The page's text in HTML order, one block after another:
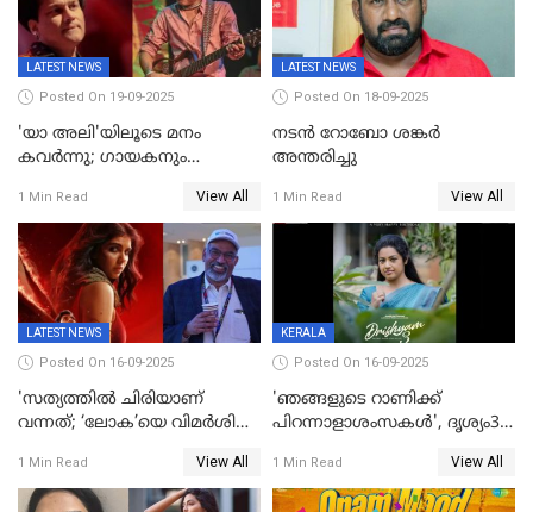
സൈബർലോകവും
LATEST NEWS
Posted On 19-09-2025
'യാ അലി'യിലൂടെ മനം
കവർന്നു; ഗായകനും
അന്തരിച്ചു
1 Min Read View All
LATEST NEWS
Posted On 18-09-2025
നടൻ റോബോ ശങ്കർ
അന്തരിച്ചു
1 Min Read View All
LATEST NEWS
Posted On 16-09-2025
'സത്യത്തിൽ ചിരിയാണ്
വന്നത്; ‘ലോക’യെ വിമർശിച്ച്
1 Min Read View All
KERALA
Posted On 16-09-2025
'ഞങ്ങളുടെ റാണിക്ക്
പിറന്നാളാശംസകൾ', ദൃശ്യം3-
പോസ്റ്റർ പുറത്തുവിട്ടു
1 Min Read View All